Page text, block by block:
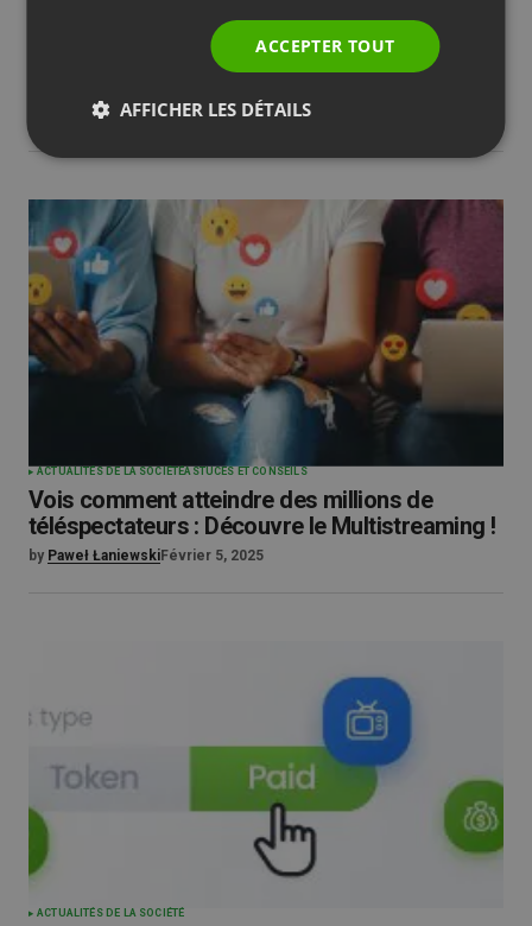
Nouvelles langues dans la salle de réunion.
Paweł ŁaniewskiDécembre 18, 2024
ACTUALITÉS DE LA SOCIÉTÉASTUCES ET CONSEILS
Vois comment atteindre des millions de
téléspectateurs : Découvre le Multistreaming !
by Paweł ŁaniewskiFévrier 5, 2025
ACTUALITÉS DE LA SOCIÉTÉ
ACCEPTER TOUT
AFFICHER LES DÉTAILS